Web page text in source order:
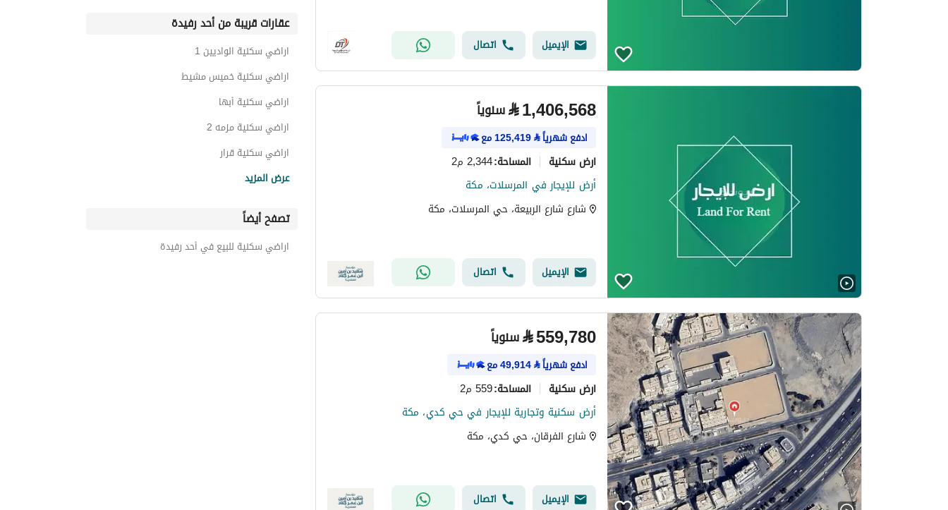
الإيميل اتصال
⃁1,406,568 سنوياً
ادفع شهرياً⃁
125,419مع
ارض سكنية المساحة:2,344 م2
أرض للإيجار في المرسلات، مكة
شارع شارع الربيعة، حي المرسلات، مكة
الإيميل اتصال
⃁559,780 سنوياً
ادفع شهرياً⃁
49,914مع
ارض سكنية المساحة:559 م2
أرض سكنية وتجارية للإيجار في حي كدي، مكة
شارع الفرقان، حي كدي، مكة
الإيميل اتصال
عقارات قريبة من أحد رفيدة
اراضي سكنية الواديين 1
اراضي سكنية خميس مشيط
اراضي سكنية أبها
اراضي سكنية مزمه 2
اراضي سكنية قرار
اراضي سكنية بيشة
اراضي سكنية نجران
عرض المزيد
تصفح أيضاً
اراضي سكنية للبيع في أحد رفيدة